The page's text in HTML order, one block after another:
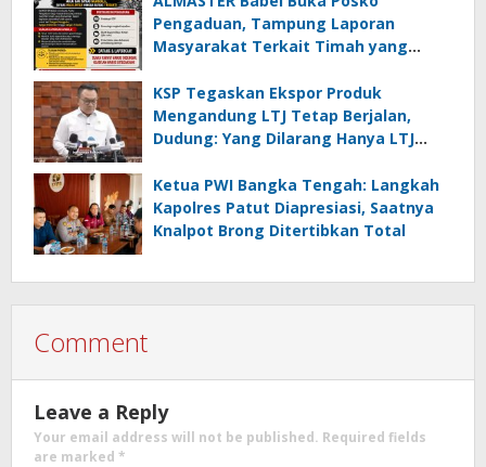
Pengaduan, Tampung Laporan
Masyarakat Terkait Timah yang
KSP Tegaskan Ekspor Produk
Mengandung LTJ Tetap Berjalan,
Dudung: Yang Dilarang Hanya LTJ
Ketua PWI Bangka Tengah: Langkah
Kapolres Patut Diapresiasi, Saatnya
Knalpot Brong Ditertibkan Total
Comment
Leave a Reply
Your email address will not be published. Required fields
are marked *